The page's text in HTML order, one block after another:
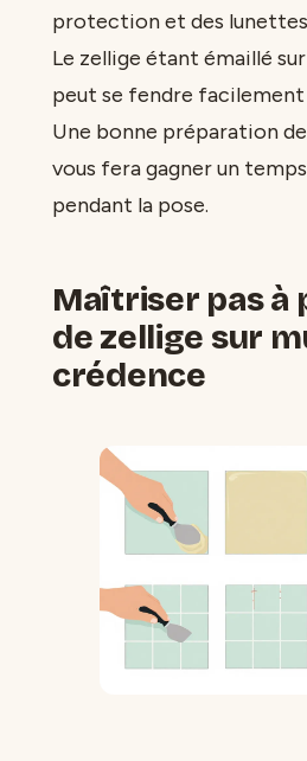
protection et des
Le zellige étant émaillé
peut se fendre facilement
Une bonne préparation
vous fera gagner un
pendant la pose.
Maîtriser pas à
de zellige sur
crédence